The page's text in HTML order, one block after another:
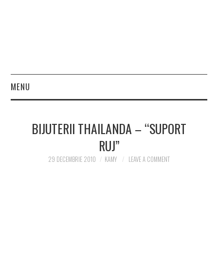
MENU
FASHION
BIJUTERII THAILANDA – “SUPORT
RUJ”
29 DECEMBRIE 2010 KAMY LEAVE A COMMENT